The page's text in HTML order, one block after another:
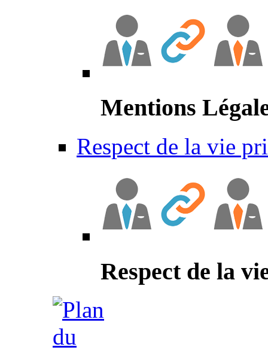
Mentions
Respect de la vie
Respect de la